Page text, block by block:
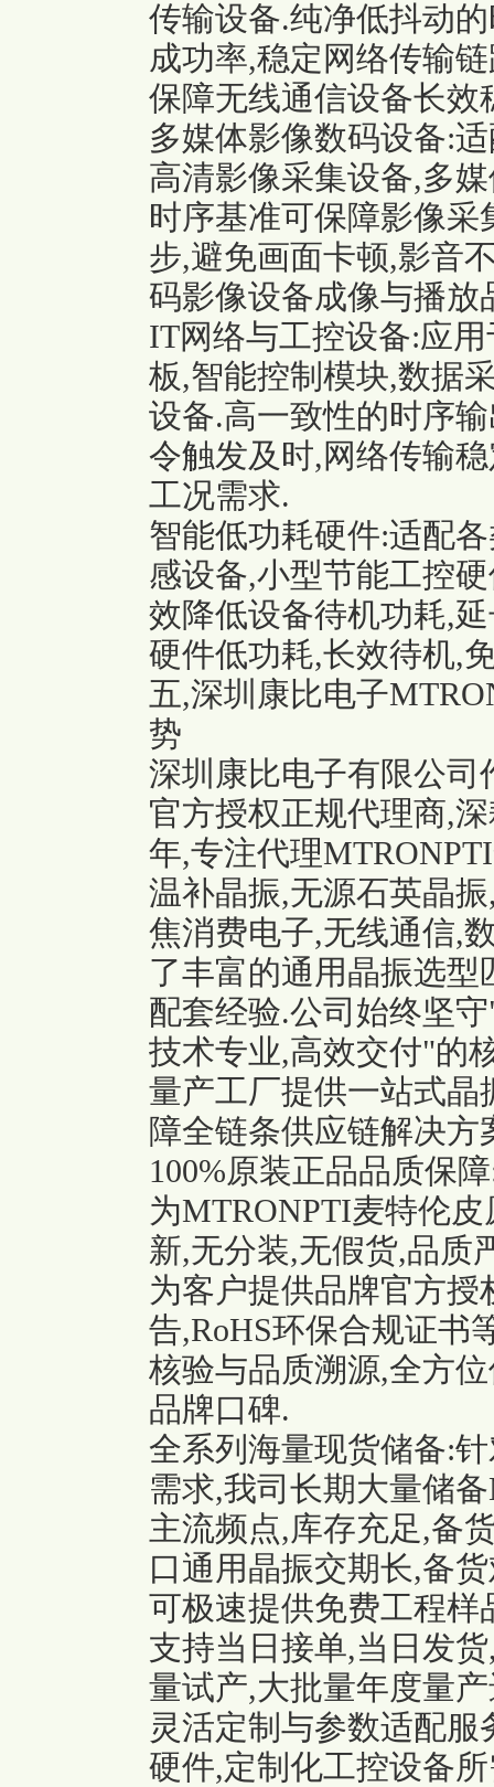
传输设备.纯净低抖动
成功率,稳定网络传输
保障无线通信设备长效
多媒体影像数码设备:
高清影像采集设备,多
时序基准可保障影像
步,避免画面卡顿,影音
码影像设备成像与播放
IT网络与工控设备:应
板,智能控制模块,数据
设备.高一致性的时序
令触发及时,网络传输
工况需求.
智能低功耗硬件:适配
感设备,小型节能工控
效降低设备待机功耗,
硬件低功耗,长效待机,
五,深圳康比电子
势
深圳康比电子有限公司
官方授权正规代理商,
年,专注代理
温补晶振,无源石英晶
焦消费电子,无线通信,
了丰富的通用晶振选
配套经验.公司始终坚
技术专业,高效交付"的
量产工厂提供一站式晶
障全链条供应链解决方
100%原装正品品质保
为MTRONPTI麦特伦
新,无分装,无假货,品质
为客户提供品牌官方
告,RoHS环保合规证书
核验与品质溯源,全方
品牌口碑.
全系列海量现货储备:
需求,我司长期大量储
主流频点,库存充足,备
口通用晶振交期长,备
可极速提供免费工程
支持当日接单,当日发
量试产,大批量年度量
灵活定制与参数适配
硬件,定制化工控设备